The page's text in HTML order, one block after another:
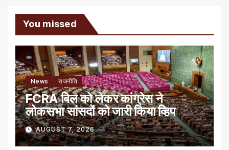
You missed
News राजनीति
FCRA बिल को लेकर कांग्रेस ने
लोकसभा सांसदों को जारी किया व्हिप
AUGUST 7, 2026